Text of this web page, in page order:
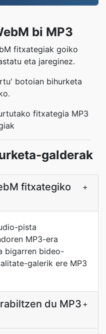
bi MP3
fitxategiak goiko
eta jareginez.
botoian bihurketa
fitxategia MP3
galderak
fitxategiko
+
pista
MP3-era
bigarren bideo-
galerik ere MP3
du MP3 +